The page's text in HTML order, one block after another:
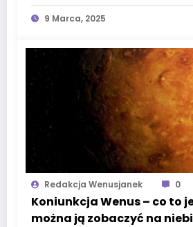
9 Marca, 2025
Redakcja Wenusjanek 0
Koniunkcja Wenus – co to
można ją zobaczyć na